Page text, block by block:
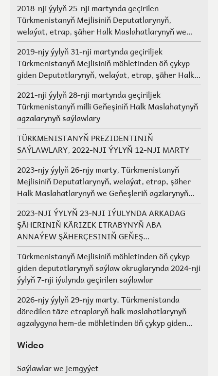
2018-nji ýylyň 25-nji martynda geçirilen
Türkmenistanyň Mejlisiniň Deputatlarynyň,
welaýat, etrap, şäher Halk Maslahatlarynyň we
Geňeşleriň agzalarynyň saýlawlary.
2019-njy ýylyň 31-nji martynda geçiriljek
Türkmenistanyň Mejlisiniň möhletinden öň çykyp
giden Deputatlarynyň, welaýat, etrap, şäher Halk
Maslahatlarynyň we Geňeşleriň agzalarynyň ýerine
saýlawlar
2021-nji ýylyň 28-nji martynda geçiriljek
Türkmenistanyň milli Geňeşiniň Halk Maslahatynyň
agzalarynyň saýlawlary
TÜRKMENISTANYŇ PREZIDENTINIŇ
SAÝLAWLARY, 2022-NJI ÝYLYŇ 12-NJI MARTY
2023-njy ýylyň 26-njy marty, Türkmenistanyň
Mejlisiniň Deputatlarynyň, welaýat, etrap, şäher
Halk Maslahatlarynyň we Geňeşleriň agzlarynyň
saýlawlary
2023-NJI ÝYLYŇ 23-NJI IÝULYNDA ARKADAG
ŞÄHERINIŇ KÄRIZEK ETRABYNYŇ ABA
ANNAÝEW ŞÄHERÇESINIŇ GEŇEŞ
AGZALARYNYŇ SAÝLAWLARY
Türkmenistanyň Mejlisiniň möhletinden öň çykyp
giden deputatlarynyň saýlaw okruglarynda 2024-nji
ýylyň 7-nji iýulynda geçirilen saýlawlar
2026-njy ýylyň 29-njy marty. Türkmenistanda
döredilen täze etraplaryň halk maslahatlarynyň
agzalygyna hem-de möhletinden öň çykyp giden
maslahatlarynyň we Geňeşleriň agzalarynyň ýerine
Wideo
Saýlawlar we jemgyýet